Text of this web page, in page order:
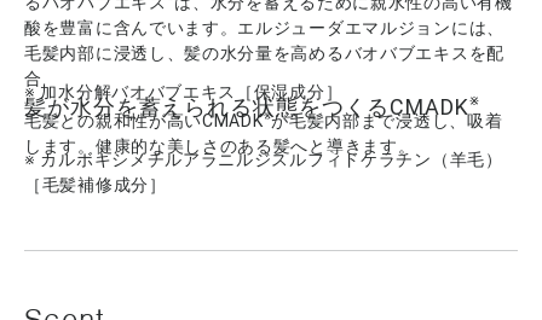
酸を豊富に含んでいます。エルジューダエマルジョンには、
毛髪内部に浸透し、髪の水分量を高めるバオバブエキスを配
合
※ 加水分解バオバブエキス［保湿成分］
髪が水分を蓄えられる状態をつくるCMADK※
毛髪との親和性が高いCMADK※が毛髪内部まで浸透し、吸着
します。健康的な美しさのある髪へと導きます。
※ カルボキシメチルアラニルジスルフィドケラチン（羊毛）
［毛髪補修成分］